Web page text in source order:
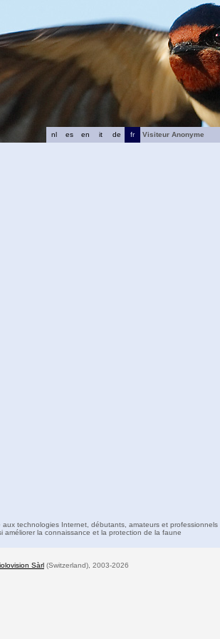
fr
de
it
en
es
nl
Visiteur Anonyme
technologies Internet, débutants, amateurs et
améliorer la connaissance et la protection de la faune
Sàrl (Switzerland), 2003-2026